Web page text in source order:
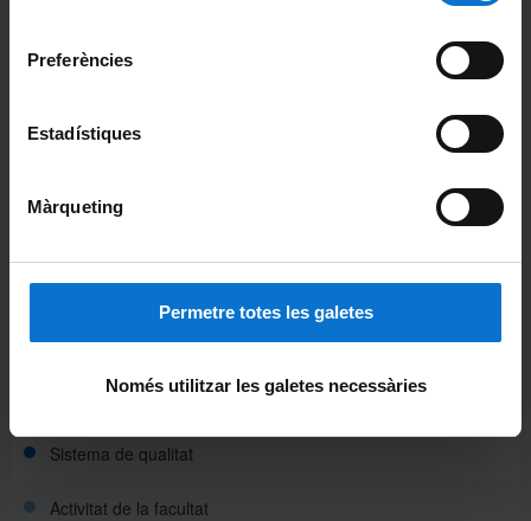
Preferències
Estadístiques
Màrqueting
Permetre totes les galetes
Només utilitzar les galetes necessàries
La Facultat
Coneix la facultat
Organització i estructura
Sistema de qualitat
Activitat de la facultat
Intranet UB (PDI i PTGAS)